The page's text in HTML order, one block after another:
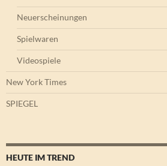
Neuerscheinungen
Spielwaren
Videospiele
New York Times
SPIEGEL
HEUTE IM TREND